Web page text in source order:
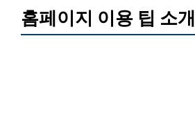
홈페이지 이용 팁 소개